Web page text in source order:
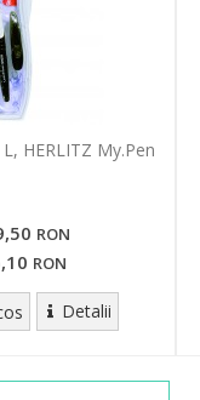
HERLITZ My.Pen
RON
RON
Detalii